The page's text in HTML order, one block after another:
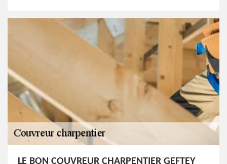
LE BON COUVREUR CHARPENTIER GEFTEY